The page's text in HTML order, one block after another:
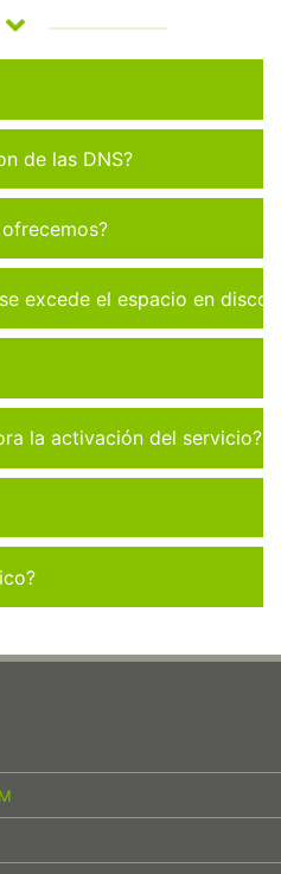
de las DNS?
excede el espacio en disco
la activación del servicio?